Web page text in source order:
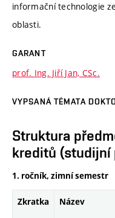
informační technologie
oblasti.
GARANT
prof. Ing. Jiří Jan, CSc.
VYPSANÁ TÉMATA
Struktura
kreditů (studijní
1. ročník, zimní semestr
Zkratka Název